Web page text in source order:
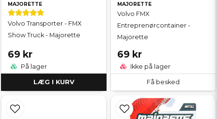
MAJORETTE
Volvo Transporter - FMX
Show Truck - Majorette
69 kr
På lager
LÆG I KURV
MAJORETTE
Volvo FMX
Entreprenørcontainer -
Majorette
69 kr
Ikke på lager
Få besked